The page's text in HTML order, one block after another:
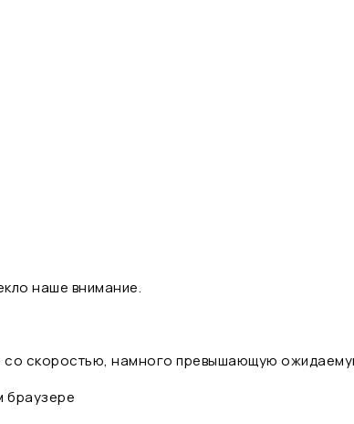
наше внимание.
со скоростью, намного превышающую
браузере